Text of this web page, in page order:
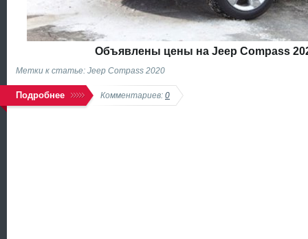
Объявлены цены на Jeep Compass
Метки к статье: Jeep Compass 2020
Подробнее Комментариев: 0